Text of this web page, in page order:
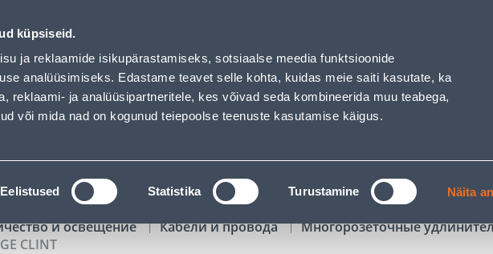
küpsiseid.
ja reklaamide isikupärastamiseks, sotsiaalse meedia funktsioonide
analüüsimiseks. Edastame teavet selle kohta, kuidas meie saiti kasutate, ka
reklaami- ja analüüsipartneritele, kes võivad seda kombineerida muu teabega,
või mida nad on kogunud teiepoolse teenuste kasutamise käigus.
Eelistused Statistika Turustamine Näita
has loaded
Обслуживание частных клиентов Услуги Предложения о работе
ПОИСК
КАТАЛОГИ АРЕНДА ИНСТРУМЕНТОВ РАССРОЧКА
и освещение Кабели и провода
Многорозеточные
CLINT